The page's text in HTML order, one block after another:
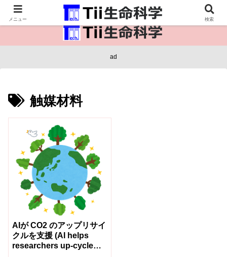
医療保健・生命・生物の情報インフラ。
ad
触媒材料
AIが CO2 のアップリサイ
クルを支援 (AI helps
researchers up-cycle
メニュー 検索